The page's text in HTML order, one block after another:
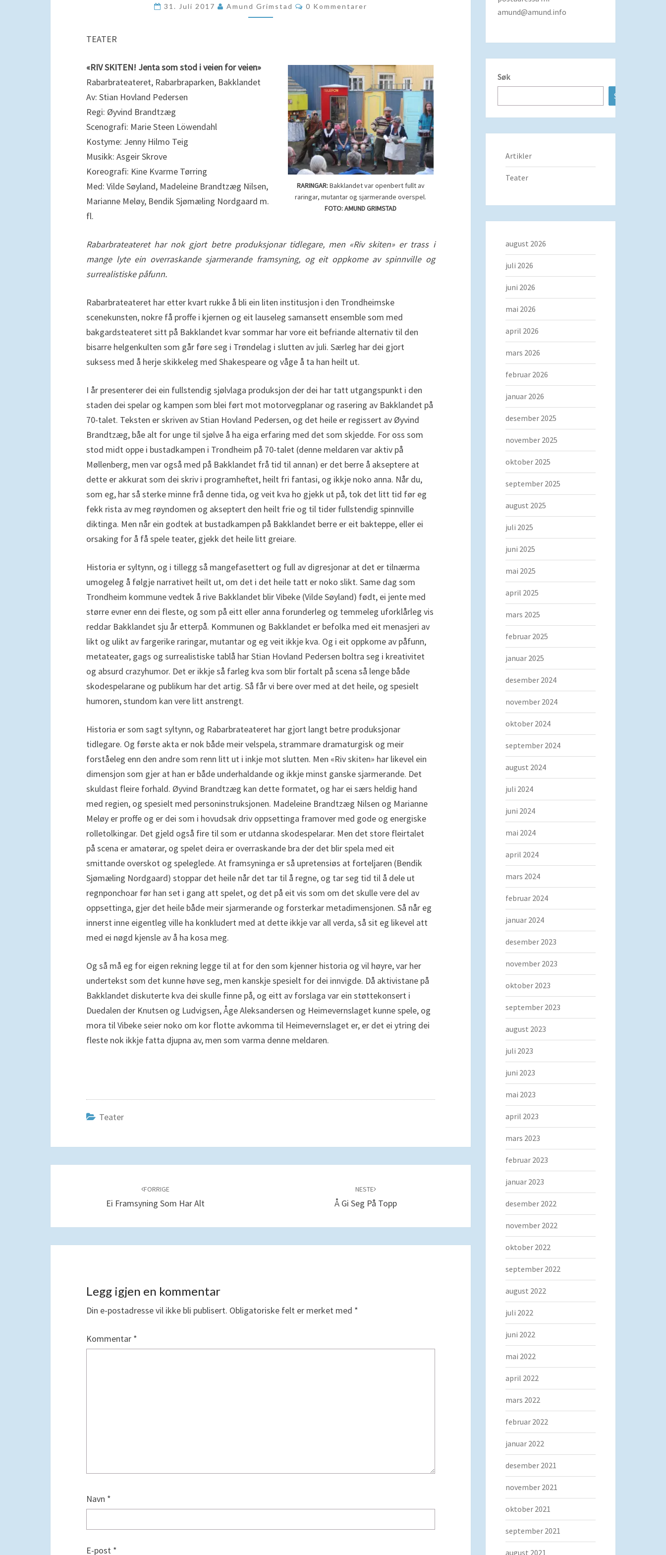
31. Juli 2017 Amund Grimstad Kommentarer
0 Kommentarer
TEATER
RARINGAR:Bakklandet var openbert fullt av
raringar, mutantar og sjarmerande overspel.
FOTO: AMUND GRIMSTAD
«RIV SKITEN! Jenta som stod i veien for veien»
Rabarbrateateret, Rabarbraparken, Bakklandet
Av: Stian Hovland Pedersen
Regi: Øyvind Brandtzæg
Scenografi: Marie Steen Löwendahl
Kostyme: Jenny Hilmo Teig
Musikk: Asgeir Skrove
Koreografi: Kine Kvarme Tørring
Med: Vilde Søyland, Madeleine Brandtzæg Nilsen,
Marianne Meløy, Bendik Sjømæling Nordgaard m.
fl.
Rabarbrateateret har nok gjort betre produksjonar tidlegare, men «Riv skiten» er trass i
mange lyte ein overraskande sjarmerande framsyning, og eit oppkome av spinnville og
surrealistiske påfunn.
Rabarbrateateret har etter kvart rukke å bli ein liten institusjon i den Trondheimske
scenekunsten, nokre få proffe i kjernen og eit lauseleg samansett ensemble som med
bakgardsteateret sitt på Bakklandet kvar sommar har vore eit befriande alternativ til den
bisarre helgenkulten som går føre seg i Trøndelag i slutten av juli. Særleg har dei gjort
suksess med å herje skikkeleg med Shakespeare og våge å ta han heilt ut.
I år presenterer dei ein fullstendig sjølvlaga produksjon der dei har tatt utgangspunkt i den
staden dei spelar og kampen som blei ført mot motorvegplanar og rasering av Bakklandet på
70-talet. Teksten er skriven av Stian Hovland Pedersen, og det heile er regissert av Øyvind
Brandtzæg, båe alt for unge til sjølve å ha eiga erfaring med det som skjedde. For oss som
stod midt oppe i bustadkampen i Trondheim på 70-talet (denne meldaren var aktiv på
Møllenberg, men var også med på Bakklandet frå tid til annan) er det berre å akseptere at
dette er akkurat som dei skriv i programheftet, heilt fri fantasi, og ikkje noko anna. Når du,
som eg, har så sterke minne frå denne tida, og veit kva ho gjekk ut på, tok det litt tid før eg
fekk rista av meg røyndomen og akseptert den heilt frie og til tider fullstendig spinnville
diktinga. Men når ein godtek at bustadkampen på Bakklandet berre er eit bakteppe, eller ei
orsaking for å få spele teater, gjekk det heile litt greiare.
Historia er syltynn, og i tillegg så mangefasettert og full av digresjonar at det er tilnærma
umogeleg å følgje narrativet heilt ut, om det i det heile tatt er noko slikt. Same dag som
Trondheim kommune vedtek å rive Bakklandet blir Vibeke (Vilde Søyland) født, ei jente med
større evner enn dei fleste, og som på eitt eller anna forunderleg og temmeleg uforklårleg vis
reddar Bakklandet sju år etterpå. Kommunen og Bakklandet er befolka med eit menasjeri av
likt og ulikt av fargerike raringar, mutantar og eg veit ikkje kva. Og i eit oppkome av påfunn,
metateater, gags og surrealistiske tablå har Stian Hovland Pedersen boltra seg i kreativitet
og absurd crazyhumor. Det er ikkje så farleg kva som blir fortalt på scena så lenge både
skodespelarane og publikum har det artig. Så får vi bere over med at det heile, og spesielt
humoren, stundom kan vere litt anstrengt.
Historia er som sagt syltynn, og Rabarbrateateret har gjort langt betre produksjonar
tidlegare. Og første akta er nok både meir velspela, strammare dramaturgisk og meir
forståeleg enn den andre som renn litt ut i inkje mot slutten. Men «Riv skiten» har likevel ein
dimensjon som gjer at han er både underhaldande og ikkje minst ganske sjarmerande. Det
skuldast fleire forhald. Øyvind Brandtzæg kan dette formatet, og har ei særs heldig hand
med regien, og spesielt med personinstruksjonen. Madeleine Brandtzæg Nilsen og Marianne
Meløy er proffe og er dei som i hovudsak driv oppsettinga framover med gode og energiske
rolletolkingar. Det gjeld også fire til som er utdanna skodespelarar. Men det store fleirtalet
på scena er amatørar, og spelet deira er overraskande bra der det blir spela med eit
smittande overskot og speleglede. At framsyninga er så upretensiøs at forteljaren (Bendik
Sjømæling Nordgaard) stoppar det heile når det tar til å regne, og tar seg tid til å dele ut
regnponchoar før han set i gang att spelet, og det på eit vis som om det skulle vere del av
oppsettinga, gjer det heile både meir sjarmerande og forsterkar metadimensjonen. Så når eg
innerst inne eigentleg ville ha konkludert med at dette ikkje var all verda, så sit eg likevel att
med ei nøgd kjensle av å ha kosa meg.
Og så må eg for eigen rekning legge til at for den som kjenner historia og vil høyre, var her
undertekst som det kunne høve seg, men kanskje spesielt for dei innvigde. Då aktivistane på
Bakklandet diskuterte kva dei skulle finne på, og eitt av forslaga var ein støttekonsert i
Duedalen der Knutsen og Ludvigsen, Åge Aleksandersen og Heimevernslaget kunne spele, og
mora til Vibeke seier noko om kor flotte avkomma til Heimevernslaget er, er det ei ytring dei
fleste nok ikkje fatta djupna av, men som varma denne meldaren.
Teater
FORRIGE
Ei Framsyning Som Har Alt
NESTE
Å Gi Seg På Topp
Legg igjen en kommentar
Din e-postadresse vil ikke bli publisert. Obligatoriske felt er merket med *
Kommentar *
Navn *
E-post *
amund@amund.info
Søk
Søk
Artikler
Teater
august 2026
juli 2026
juni 2026
mai 2026
april 2026
mars 2026
februar 2026
januar 2026
desember 2025
november 2025
oktober 2025
september 2025
august 2025
juli 2025
juni 2025
mai 2025
april 2025
mars 2025
februar 2025
januar 2025
desember 2024
november 2024
oktober 2024
september 2024
august 2024
juli 2024
juni 2024
mai 2024
april 2024
mars 2024
februar 2024
januar 2024
desember 2023
november 2023
oktober 2023
september 2023
august 2023
juli 2023
juni 2023
mai 2023
april 2023
mars 2023
februar 2023
januar 2023
desember 2022
november 2022
oktober 2022
september 2022
august 2022
juli 2022
juni 2022
mai 2022
april 2022
mars 2022
februar 2022
januar 2022
desember 2021
november 2021
oktober 2021
september 2021
august 2021